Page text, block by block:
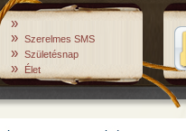
»
» Szerelmes SMS
» Születésnap
» Élet